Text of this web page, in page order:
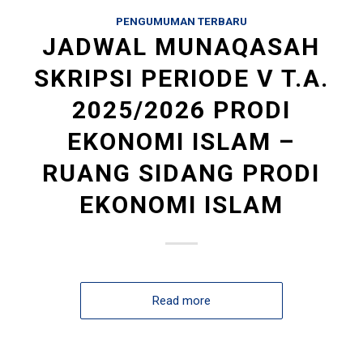
PENGUMUMAN TERBARU
JADWAL MUNAQASAH
SKRIPSI PERIODE V T.A.
2025/2026 PRODI
EKONOMI ISLAM –
RUANG SIDANG PRODI
EKONOMI ISLAM
Read more